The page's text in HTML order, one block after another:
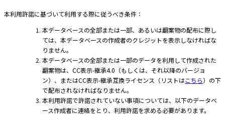
本利用許諾に基づいて利用する際に従うべき条件：
本データベースの全部または一部、あるいは翻案物の配布に際し
ては、本データベースの作成者のクレジットを表示しなければな
りません。
本データベースの全部または一部のデータを利用して作成された
翻案物は、CC表示-継承4.0（もしくは、それ以降のバージョ
ン）、またはCC表示-継承互換ライセンス（リストはこちら）の下
で配布されなければなりません。
本利用許諾で許諾されていない事項については、以下のデータベ
ース作成者に連絡をとり、利用許諾を求める必要があります。